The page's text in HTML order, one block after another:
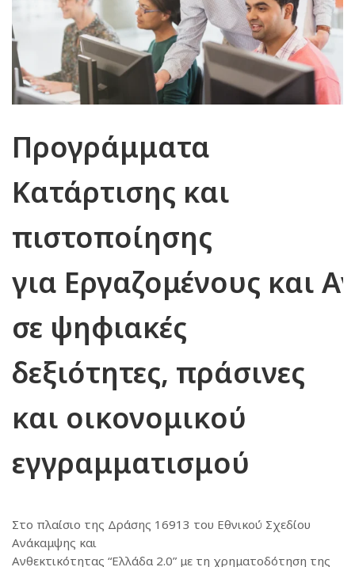
Προγράμματα
Κατάρτισης και
πιστοποίησης
για Εργαζομένους και
σε ψηφιακές
δεξιότητες, πράσινες
και οικονομικού
εγγραμματισμού
Στο πλαίσιο της Δράσης 16913 του Εθνικού Σχεδίου
Ανάκαμψης και
Ανθεκτικότητας “Ελλάδα 2.0” με τη χρηματοδότηση της